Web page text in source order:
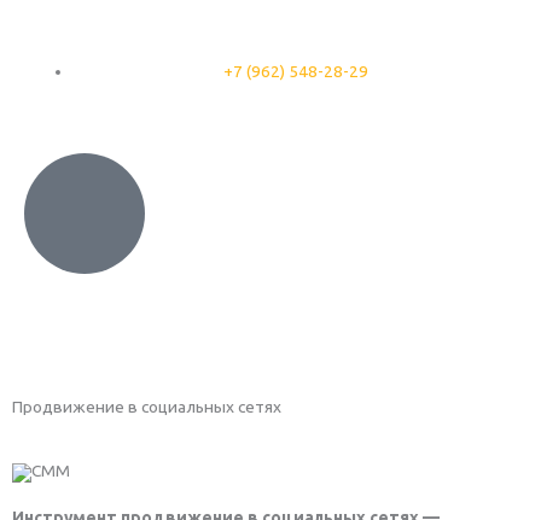
+7 (962) 548-28-29
Продвижение в социальных сетях